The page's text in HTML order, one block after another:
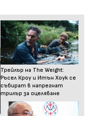
Трейлър на The Weight:
Ръсел Кроу и Итън Хоук се
събират в напрегнат
трилър за оцеляване